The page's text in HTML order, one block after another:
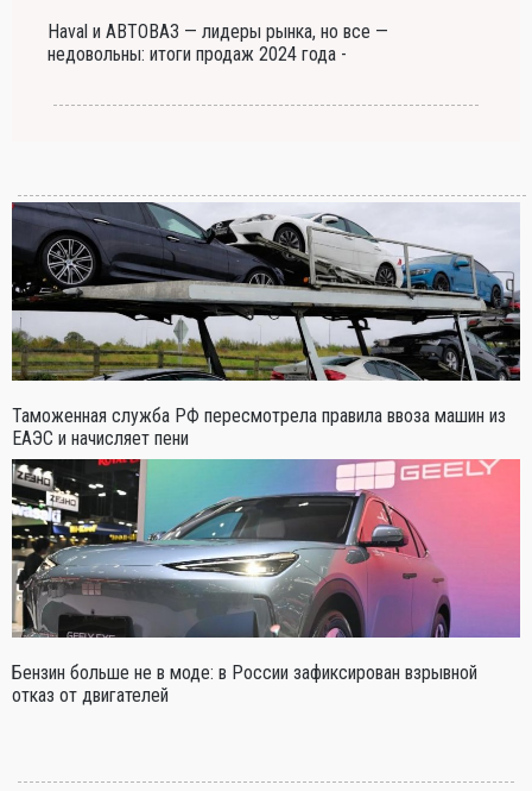
Haval и АВТОВАЗ — лидеры рынка, но все —
недовольны: итоги продаж 2024 года -
Таможенная служба РФ пересмотрела правила ввоза машин из
ЕАЭС и начисляет пени
Бензин больше не в моде: в России зафиксирован взрывной
отказ от двигателей